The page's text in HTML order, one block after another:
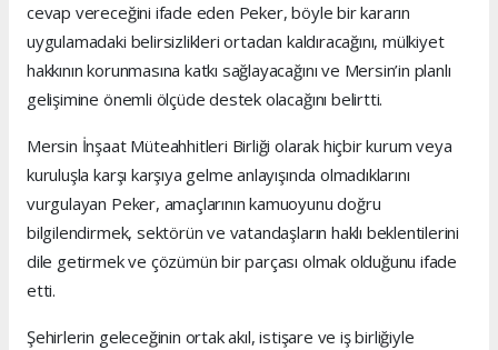
cevap vereceğini ifade eden Peker, böyle bir kararın
uygulamadaki belirsizlikleri ortadan kaldıracağını, mülkiyet
hakkının korunmasına katkı sağlayacağını ve Mersin’in planlı
gelişimine önemli ölçüde destek olacağını belirtti.
Mersin İnşaat Müteahhitleri Birliği olarak hiçbir kurum veya
kuruluşla karşı karşıya gelme anlayışında olmadıklarını
vurgulayan Peker, amaçlarının kamuoyunu doğru
bilgilendirmek, sektörün ve vatandaşların haklı beklentilerini
dile getirmek ve çözümün bir parçası olmak olduğunu ifade
etti.
Şehirlerin geleceğinin ortak akıl, istişare ve iş birliğiyle